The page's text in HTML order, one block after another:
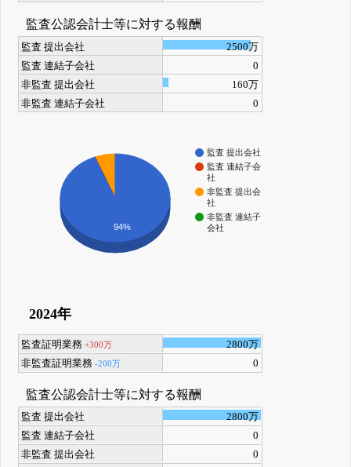
監査公認会計士等に対する報酬
監査 提出会社
2500万
監査 連結子会社
0
非監査 提出会社
160万
非監査 連結子会社
0
監査 提出会社
監査 連結子会
社
非監査 提出会
社
非監査 連結子
会社
94%
2024年
監査証明業務+300万
2800万
非監査証明業務-200万 0
監査公認会計士等に対する報酬
監査 提出会社
2800万
監査 連結子会社
0
非監査 提出会社
0